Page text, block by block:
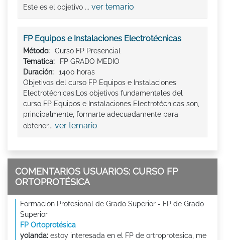
Este es el objetivo ... ver temario
FP Equipos e Instalaciones Electrotécnicas
Método:
Curso FP Presencial
Tematica:
FP GRADO MEDIO
Duración:
1400 horas
Objetivos del curso FP Equipos e Instalaciones
Electrotécnicas:Los objetivos fundamentales del
curso FP Equipos e Instalaciones Electrotécnicas son,
principalmente, formarte adecuadamente para
obtener... ver temario
COMENTARIOS USUARIOS: CURSO FP
ORTOPROTÉSICA
Formación Profesional de Grado Superior - FP de Grado
Superior
FP Ortoprotésica
yolanda: estoy interesada en el FP de ortroprotesica, me